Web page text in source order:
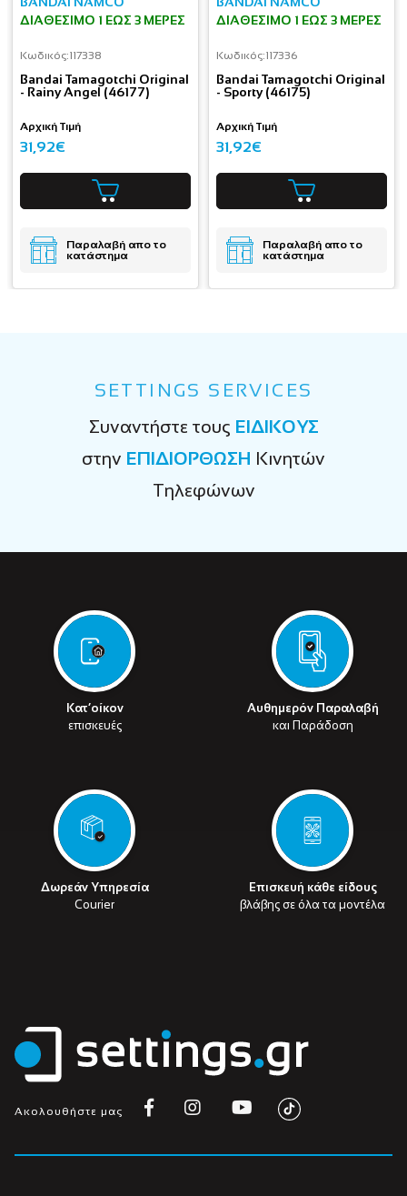
ΔΙΑΘΈΣΙΜΟ 1 ΕΩΣ 3 ΜΈΡΕΣ
Κωδικός:117338
Bandai Tamagotchi Original
- Rainy Angel (46177)
Αρχική Τιμή
31,92€
Παραλαβή απο το
κατάστημα
ΔΙΑΘΈΣΙΜΟ 1 ΕΩΣ 3 ΜΈΡΕΣ
Κωδικός:117336
Bandai Tamagotchi Original
- Sporty (46175)
Αρχική Τιμή
31,92€
Παραλαβή απο το
κατάστημα
SETTINGS SERVICES
Συναντήστε τους ΕΙΔΙΚΟΥΣ
στην ΕΠΙΔΙΟΡΘΩΣΗ Κινητών
Τηλεφώνων
Κατ’οίκον
επισκευές
Αυθημερόν Παραλαβή
και Παράδοση
Δωρεάν Υπηρεσία
Courier
Επισκευή κάθε είδους
βλάβης σε όλα τα μοντέλα
Ακολουθήστε μας